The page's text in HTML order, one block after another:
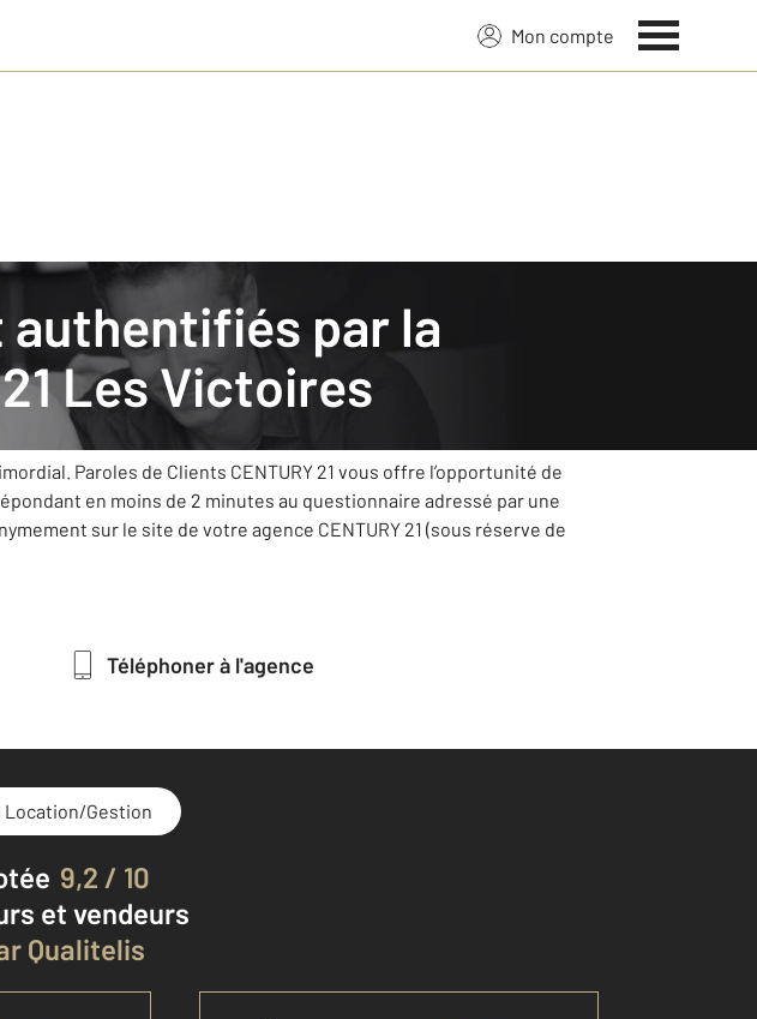
Mon compte
Les Victoires
avis
le meilleur service et mettra tout en œuvre pour s’améliorer
Paroles de Clients CENTURY 21 vous offre l’opportunité de
en moins de 2 minutes au questionnaire adressé par une
sur le site de votre agence CENTURY 21 (sous réserve de
Téléphoner à l'agence
Location/Gestion
9,2 / 10
et vendeurs
Qualitelis